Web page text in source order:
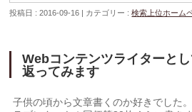
投稿日 : 2016-09-16 | カテゴリー :検索上位ホーム
Webコンテンツライターと
返ってみます
子供の頃から文章書くのか好きでした。